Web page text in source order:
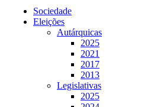
Sociedade
Eleições
Autárquicas
2025
2021
2017
2013
Legislativas
2025